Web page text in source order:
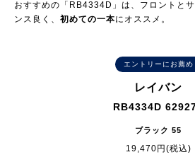
おすすめの「RB4334D」は、フロントと
ンス良く、 初めての一本にオススメ。
エントリーにお薦め
レイバン
RB4334D
ブラック 55
19,470円(税込)